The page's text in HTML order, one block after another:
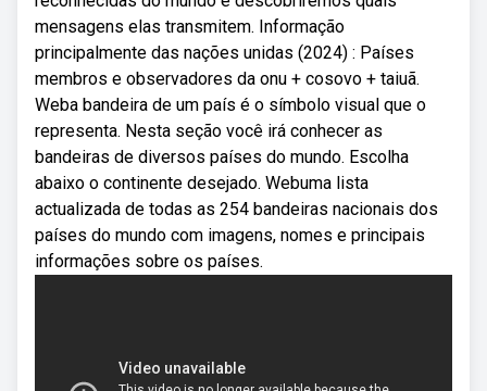
mensagens elas transmitem. Informação
principalmente das nações unidas (2024) : Países
membros e observadores da onu + cosovo + taiuã.
Weba bandeira de um país é o símbolo visual que o
representa. Nesta seção você irá conhecer as
bandeiras de diversos países do mundo. Escolha
abaixo o continente desejado. Webuma lista
actualizada de todas as 254 bandeiras nacionais dos
países do mundo com imagens, nomes e principais
informações sobre os países.